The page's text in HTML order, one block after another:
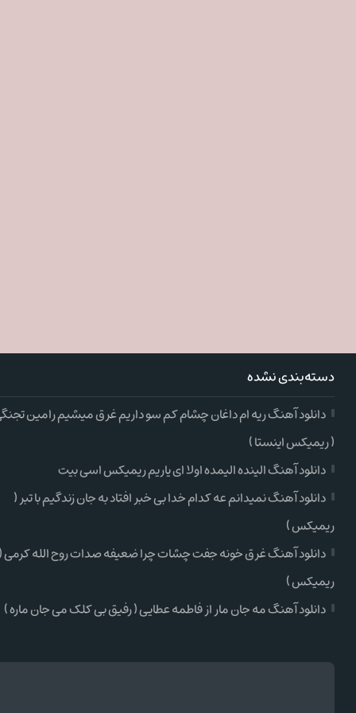
دسته‌بندی نشده
دانلود آهنگ ریه ام داغان چشام کم سو داریم غرق میشیم رامین
( ریمیکس اینستا )
دانلود آهنگ الینده الیمده اولا ای یاریم ریمیکس اسی بیت
دانلود آهنگ نمیدانم عه کدام خدا بی خبر افتاد به جان زندگیم با تبر (
ریمیکس )
دانلود آهنگ غرق خونه جفت چشات چرا ضعیفه صدات روح الله کرمی (
ریمیکس )
دانلود آهنگ مه جان مار از فاطمه عطایی ( رفیق بی کلک می جان ماره )